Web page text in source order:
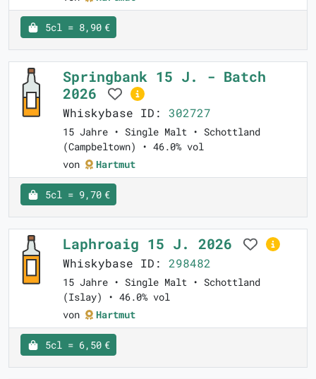
5cl = 8,90 €
Springbank 15 J. - Batch
2026
Whiskybase ID: 302727
15 Jahre • Single Malt • Schottland
(Campbeltown) • 46.0% vol
von
Hartmut
5cl = 9,70 €
Laphroaig 15 J. 2026
Whiskybase ID: 298482
15 Jahre • Single Malt • Schottland
(Islay) • 46.0% vol
von
Hartmut
5cl = 6,50 €